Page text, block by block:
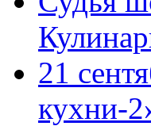
21
кухни-